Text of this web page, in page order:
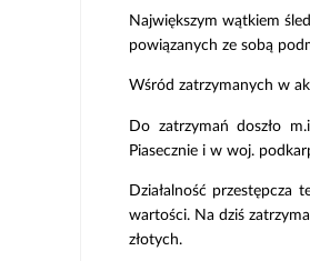
Największym wątkiem
powiązanych ze sobą
Wśród zatrzymanych w
Do zatrzymań doszło
Piasecznie i w woj.
Działalność przestępcza
wartości. Na dziś
złotych.